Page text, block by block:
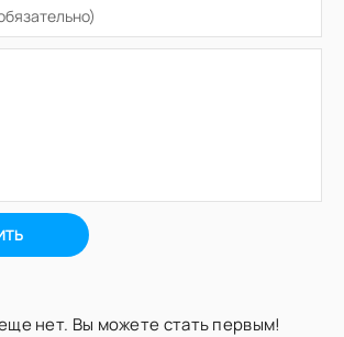
нет. Вы можете стать первым!